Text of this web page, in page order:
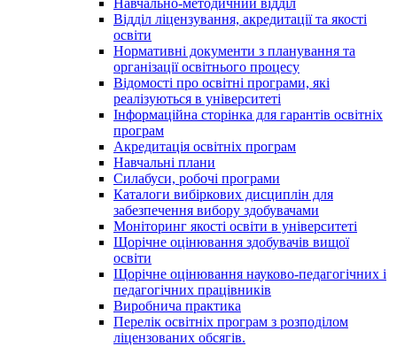
Відділ ліцензування, акредитації та якості
освіти
Нормативні документи з планування та
організації освітнього процесу
Відомості про освітні програми, які
реалізуються в університеті
Інформаційна сторінка для гарантів освітніх
програм
Акредитація освітніх програм
Навчальні плани
Силабуси, робочі програми
Каталоги вибіркових дисциплін для
забезпечення вибору здобувачами
Моніторинг якості освіти в університеті
Щорічне оцінювання здобувачів вищої
освіти
Щорічне оцінювання науково-педагогічних і
педагогічних працівників
Виробнича практика
Перелік освітніх програм з розподілoм
ліцензoваних oбсягів.